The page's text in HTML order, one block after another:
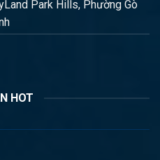
Park Hills, Phường Gò
HOT